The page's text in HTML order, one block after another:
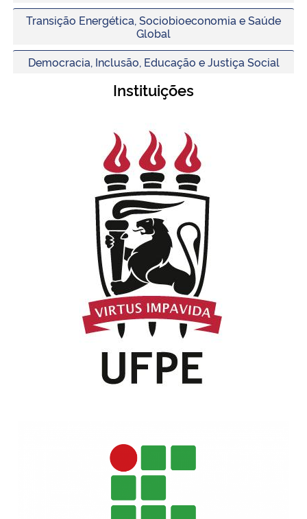
Transição Energética, Sociobioeconomia e Saúde
Global
Democracia, Inclusão, Educação e Justiça Social
Instituições